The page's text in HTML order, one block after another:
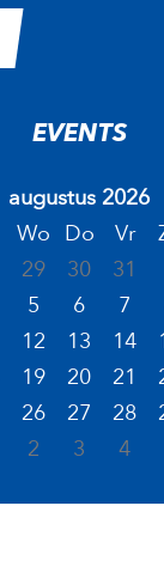
EVENTS
augustus 2026
Wo Do Vr
29 30 31
5 6 7
12 13 14
19 20 21
26 27 28
2 3 4